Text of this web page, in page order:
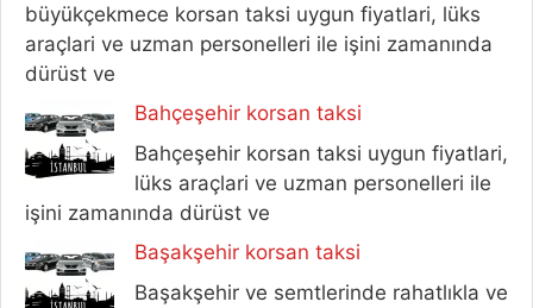
büyükçekmece korsan taksi uygun fiyatlari, lüks
araçlari ve uzman personelleri ile işini zamanında
dürüst ve
Bahçeşehir korsan taksi
Bahçeşehir korsan taksi uygun fiyatlari,
lüks araçlari ve uzman personelleri ile
işini zamanında dürüst ve
Başakşehir korsan taksi
Başakşehir ve semtlerinde rahatlıkla ve